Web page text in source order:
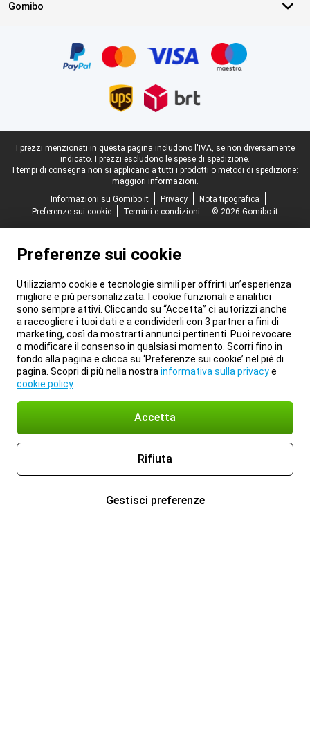
Gomibo
Piè di pagina legale
I prezzi menzionati in questa pagina includono l'IVA, se non diversamente
indicato.
I prezzi escludono le spese di spedizione.
I tempi di consegna non si applicano a tutti i prodotti o metodi di spedizione:
maggiori informazioni.
Informazioni su Gomibo.it
Privacy
Nota tipografica
Preferenze sui cookie
Termini e condizioni © 2026 Gomibo.it
Preferenze sui cookie
Utilizziamo cookie e tecnologie simili per offrirti un’esperienza
migliore e più personalizzata. I cookie funzionali e analitici
sono sempre attivi. Cliccando su “Accetta” ci autorizzi anche
a raccogliere i tuoi dati e a condividerli con 3 partner a fini di
marketing, così da mostrarti annunci pertinenti. Puoi revocare
o modificare il consenso in qualsiasi momento. Scorri fino in
fondo alla pagina e clicca su ‘Preferenze sui cookie’ nel piè di
pagina. Scopri di più nella nostra informativa sulla privacye
cookie policy.
Accetta
Rifiuta
Gestisci preferenze